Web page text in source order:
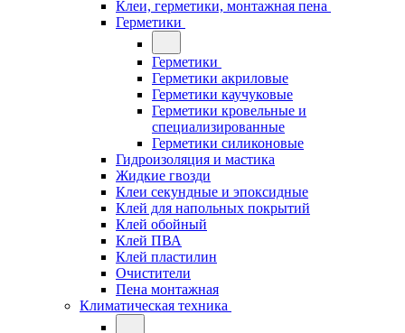
Клеи, герметики, монтажная пена
Герметики
Герметики
Герметики акриловые
Герметики каучуковые
Герметики кровельные и
специализированные
Герметики силиконовые
Гидроизоляция и мастика
Жидкие гвозди
Клеи секундные и эпоксидные
Клей для напольных покрытий
Клей обойный
Клей ПВА
Клей пластилин
Очистители
Пена монтажная
Климатическая техника